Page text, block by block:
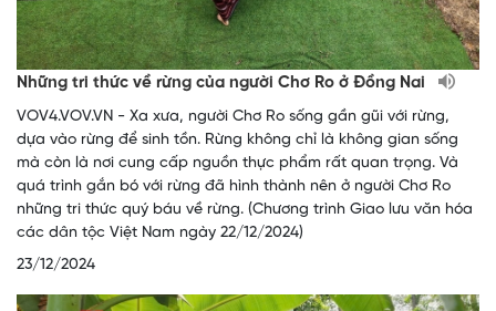
Những tri thức về rừng của người Chơ Ro ở Đồng Nai
VOV4.VOV.VN - Xa xưa, người Chơ Ro sống gần gũi với rừng,
dựa vào rừng để sinh tồn. Rừng không chỉ là không gian sống
mà còn là nơi cung cấp nguồn thực phẩm rất quan trọng. Và
quá trình gắn bó với rừng đã hình thành nên ở người Chơ Ro
những tri thức quý báu về rừng. (Chương trình Giao lưu văn hóa
các dân tộc Việt Nam ngày 22/12/2024)
23/12/2024